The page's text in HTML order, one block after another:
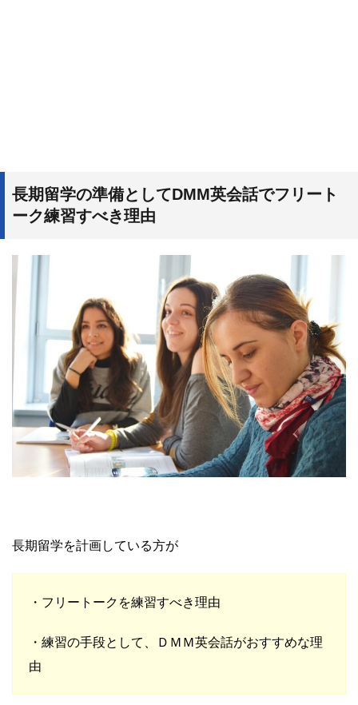
長期留学の準備としてDMM英会話でフリート
ーク練習すべき理由
長期留学を計画している方が
・フリートークを練習すべき理由
・練習の手段として、ＤＭＭ英会話がおすすめな理
由